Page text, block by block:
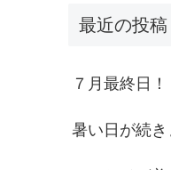
最近の投稿
７月最終日！
暑い日が続き